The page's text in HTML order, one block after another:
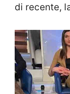
di recente,